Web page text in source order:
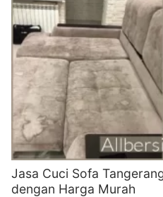
Jasa Cuci Sofa
dengan Harga Murah